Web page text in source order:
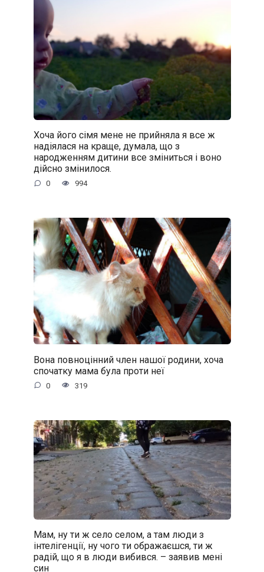
Хоча його сімя мене не прийняла я все ж
надіялася на краще, думала, що з
народженням дитини все зміниться і воно
дійсно змінилося.
0 994
Вона повноцінний член нашої родини, хоча
спочатку мама була проти неї
0 319
Мам, ну ти ж село селом, а там люди з
інтелігенції, ну чого ти ображаєшся, ти ж
радій, що я в люди вибився. – заявив мені
син